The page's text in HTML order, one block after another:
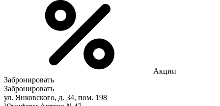
Акции
Забронировать
Забронировать
ул. Янковского, д. 34, пом. 198